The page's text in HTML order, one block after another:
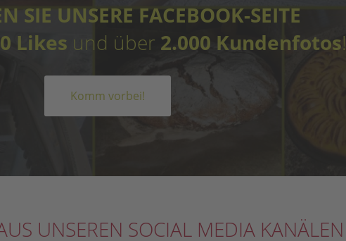
SIE UNSERE FACEBOOK-SEITE
Likes und über 2.000 Kundenfotos!
Komm vorbei!
UNSEREN SOCIAL MEDIA KANÄLEN